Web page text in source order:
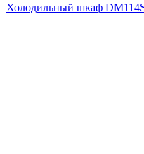
Холодильный шкаф